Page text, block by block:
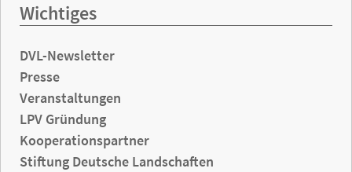
Wichtiges
DVL-Newsletter
Presse
Veranstaltungen
LPV Gründung
Kooperationspartner
Stiftung Deutsche Landschaften